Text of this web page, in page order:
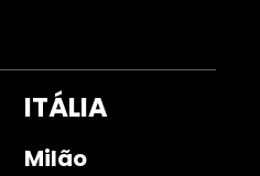
ITÁLIA
Milão